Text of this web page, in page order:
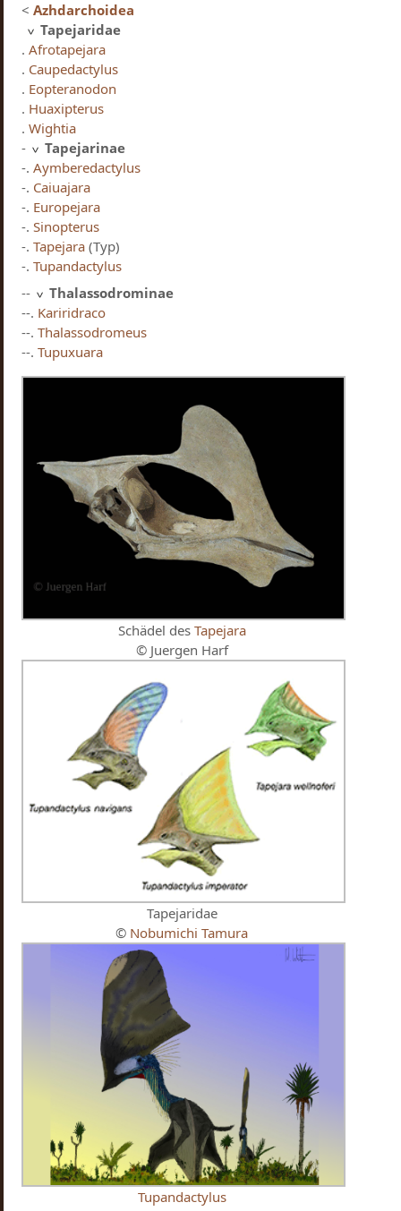
< Azhdarchoidea
Tapejaridae
.Afrotapejara
. Caupedactylus
. Eopteranodon
. Huaxipterus
.Wightia
-
Tapejarinae
-.Aymberedactylus
-. Caiuajara
-. Europejara
-.Sinopterus
-.Tapejara (Typ)
-.Tupandactylus
--
Thalassodrominae
--. Kariridraco
--.Thalassodromeus
--.Tupuxuara
Schädel des Tapejara
© Juergen Harf
Tapejaridae
© Nobumichi Tamura
Tupandactylus